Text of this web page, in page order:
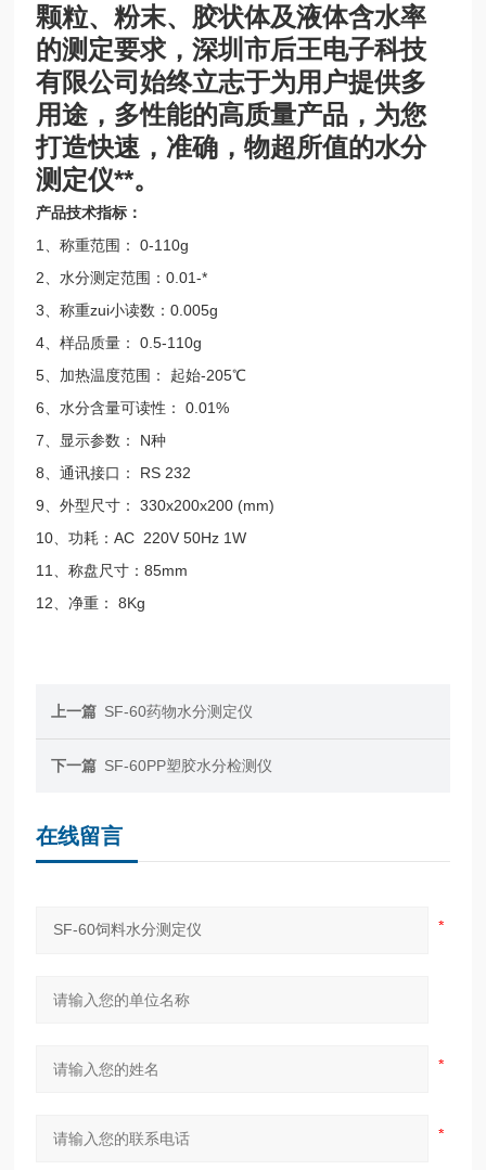
颗粒、粉末、胶状体及液体含水率
的测定要求，深圳市后王电子科技
有限公司始终立志于为用户提供多
用途，多性能的高质量产品，为您
打造快速，准确，物超所值的水分
测定仪**。
产品技术指标：
1、称重范围： 0-110g
2、水分测定范围：0.01-*
3、称重zui小读数：0.005g
4、样品质量： 0.5-110g
5、加热温度范围： 起始-205℃
6、水分含量可读性： 0.01%
7、显示参数： N种
8、通讯接口： RS 232
9、外型尺寸： 330x200x200 (mm)
10、功耗：AC 220V 50Hz 1W
11、称盘尺寸：85mm
12、净重： 8Kg
上一篇 SF-60药物水分测定仪
下一篇 SF-60PP塑胶水分检测仪
在线留言